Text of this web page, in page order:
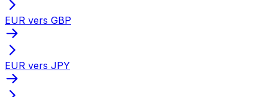
EUR vers GBP
EUR vers JPY